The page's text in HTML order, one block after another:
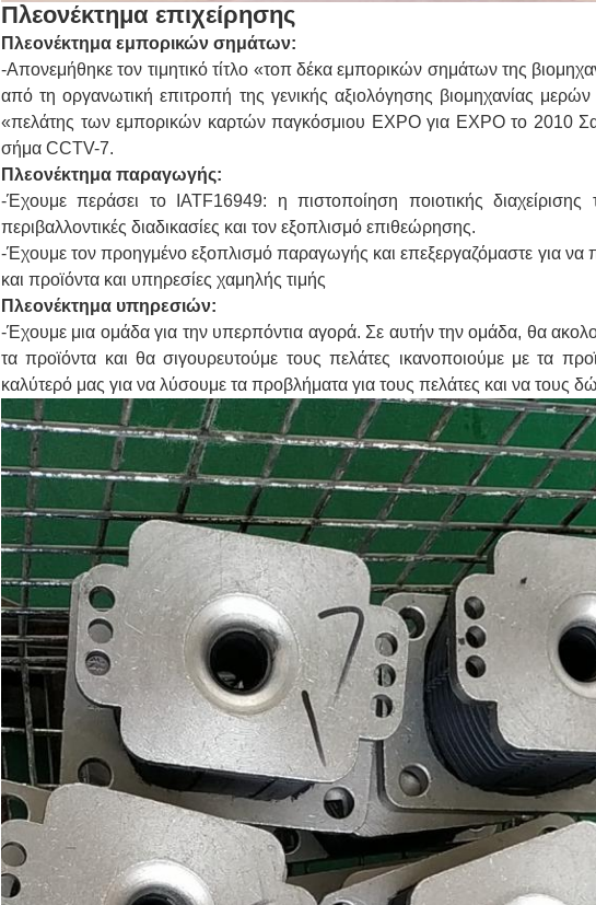
Πλεονέκτημα επιχείρησης
Πλεονέκτημα εμπορικών σημάτων:
-Απονεμήθηκε τον τιμητικό τίτλο «τοπ δέκα εμπορικών σημάτων της
από τη οργανωτική επιτροπή της γενικής αξιολόγησης βιομηχανίας μερών
«πελάτης των εμπορικών καρτών παγκόσμιου EXPO για EXPO το 2010
σήμα CCTV-7.
Πλεονέκτημα παραγωγής:
-Έχουμε περάσει το IATF16949: η πιστοποίηση ποιοτικής
περιβαλλοντικές διαδικασίες και τον εξοπλισμό επιθεώρησης.
-Έχουμε τον προηγμένο εξοπλισμό παραγωγής και επεξεργαζόμαστε για
και προϊόντα και υπηρεσίες χαμηλής τιμής
Πλεονέκτημα υπηρεσιών:
-Έχουμε μια ομάδα για την υπερπόντια αγορά. Σε αυτήν την ομάδα, θα
τα προϊόντα και θα σιγουρευτούμε τους πελάτες ικανοποιούμε με τα
καλύτερό μας για να λύσουμε τα προβλήματα για τους πελάτες και να τους